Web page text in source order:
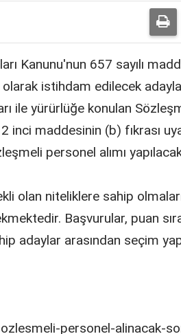
Kanunu'nun 657 sayılı
istihdam edilecek adaylar
ile yürürlüğe konulan
2 inci maddesinin (b) fıkrası
personel alımı
olan niteliklere sahip
Başvurular, puan
adaylar arasından seçim